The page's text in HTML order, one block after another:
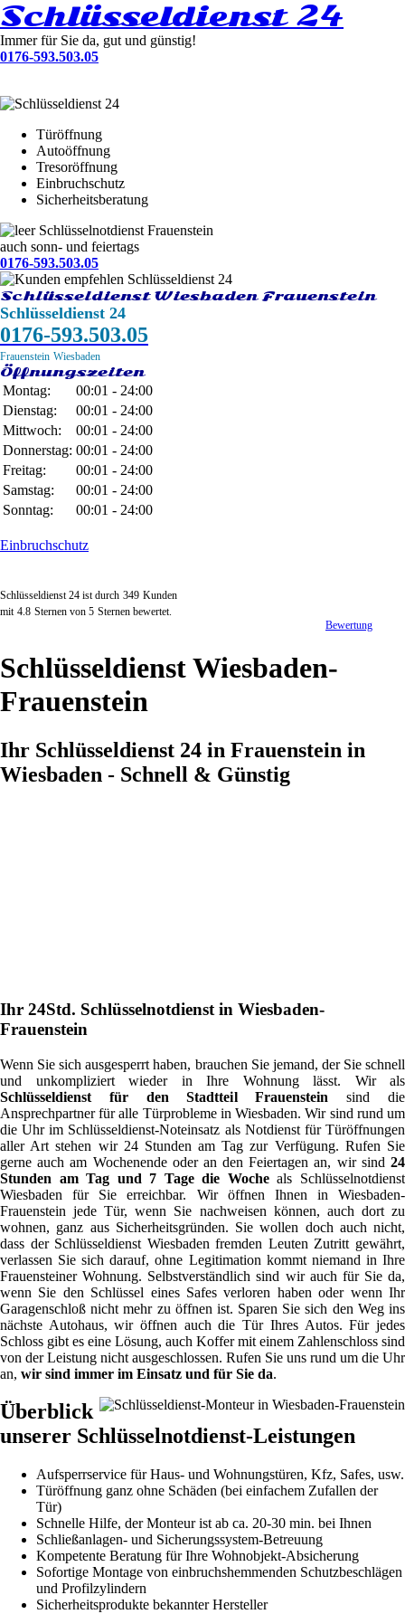
Schlüsseldienst 24
Immer für Sie da, gut und günstig!
0176-593.503.05
Türöffnung
Autoöffnung
Tresoröffnung
Einbruchschutz
Sicherheitsberatung
Schlüsselnotdienst Frauenstein
auch sonn- und feiertags
0176-593.503.05
Schlüsseldienst Wiesbaden Frauenstein
Schlüsseldienst 24
0176-593.503.05
Frauenstein Wiesbaden
Öffnungszeiten
Montag:
00:01 - 24:00
Dienstag:
00:01 - 24:00
Mittwoch:
00:01 - 24:00
Donnerstag: 00:01 - 24:00
Freitag:
00:01 - 24:00
Samstag:
00:01 - 24:00
Sonntag:
00:01 - 24:00
Einbruchschutz
Schlüsseldienst 24 ist durch 349 Kunden
mit 4.8 Sternen von 5 Sternen bewertet.
Bewertung
Schlüsseldienst Wiesbaden-
Frauenstein
Ihr Schlüsseldienst 24 in Frauenstein in
Wiesbaden - Schnell & Günstig
Ihr 24Std. Schlüsselnotdienst in Wiesbaden-
Frauenstein
Wenn Sie sich ausgesperrt haben, brauchen Sie jemand, der Sie schnell
und unkompliziert wieder in Ihre Wohnung lässt. Wir als
Schlüsseldienst für den Stadtteil Frauenstein sind die
Ansprechpartner für alle Türprobleme in Wiesbaden. Wir sind rund um
die Uhr im Schlüsseldienst-Noteinsatz als Notdienst für Türöffnungen
aller Art stehen wir 24 Stunden am Tag zur Verfügung. Rufen Sie
gerne auch am Wochenende oder an den Feiertagen an, wir sind 24
Stunden am Tag und 7 Tage die Wocheals Schlüsselnotdienst
Wiesbaden für Sie erreichbar. Wir öffnen Ihnen in Wiesbaden-
Frauenstein jede Tür, wenn Sie nachweisen können, auch dort zu
wohnen, ganz aus Sicherheitsgründen. Sie wollen doch auch nicht,
dass der Schlüsseldienst Wiesbaden fremden Leuten Zutritt gewährt,
verlassen Sie sich darauf, ohne Legitimation kommt niemand in Ihre
Frauensteiner Wohnung. Selbstverständlich sind wir auch für Sie da,
wenn Sie den Schlüssel eines Safes verloren haben oder wenn Ihr
Garagenschloß nicht mehr zu öffnen ist. Sparen Sie sich den Weg ins
nächste Autohaus, wir öffnen auch die Tür Ihres Autos. Für jedes
Schloss gibt es eine Lösung, auch Koffer mit einem Zahlenschloss sind
von der Leistung nicht ausgeschlossen. Rufen Sie uns rund um die Uhr
an, wir sind immer im Einsatz und für Sie da.
Überblick
unserer Schlüsselnotdienst-Leistungen
Aufsperrservice für Haus- und Wohnungstüren, Kfz, Safes, usw.
Türöffnung ganz ohne Schäden (bei einfachem Zufallen der
Tür)
Schnelle Hilfe, der Monteur ist ab ca. 20-30 min. bei Ihnen
Schließanlagen- und Sicherungssystem-Betreuung
Kompetente Beratung für Ihre Wohnobjekt-Absicherung
Sofortige Montage von einbruchshemmenden Schutzbeschlägen
und Profilzylindern
Sicherheitsprodukte bekannter Hersteller